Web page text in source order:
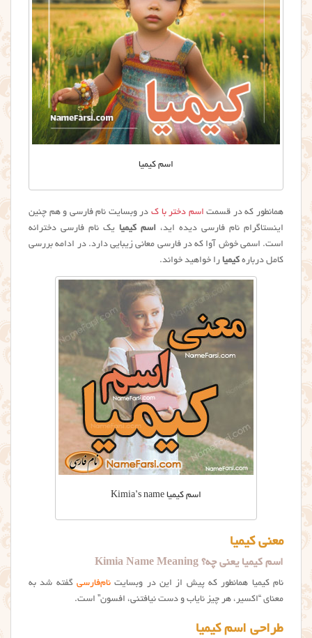
اسم کیمیا
همانطور که در قسمت اسم دختر با ک در وبسایت نام فارسی و هم چنین
اینستاگرام نام فارسی دیده اید، اسم کیمیا یک نام فارسی دخترانه
است. اسمی خوش آوا که در فارسی معانی زیبایی دارد. در ادامه بررسی
کامل درباره کیمیا را خواهید خواند.
اسم کیمیا Kimia’s name
معنی کیمیا
اسم کیمیا یعنی چه؟ Kimia Name Meaning
نام کیمیا همانطور که پیش از این در وبسایت نام‌فارسی گفته شد به
معنای “اکسیر، هر چیز نایاب و دست نیافتنی، افسون” است.
طراحی اسم کیمیا